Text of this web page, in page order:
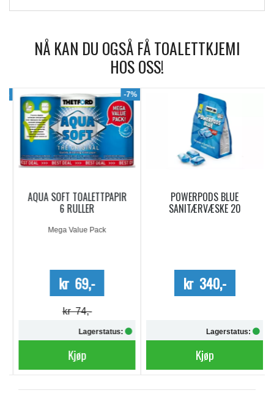
NÅ KAN DU OGSÅ FÅ TOALETTKJEMI
HOS OSS!
-7%
AQUA SOFT TOALETTPAPIR
6 RULLER
Mega Value Pack
kr 69,-
kr 74,-
Lagerstatus:
Kjøp
POWERPODS BLUE
SANITÆRVÆSKE 20
kr 340,-
Lagerstatus:
Kjøp